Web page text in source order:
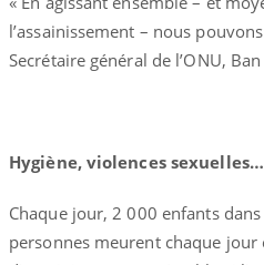
l’assainissement – nous
Secrétaire général de l’ONU,
Hygiène, violences sexuelles…
Chaque jour, 2 000 enfants
personnes meurent chaque